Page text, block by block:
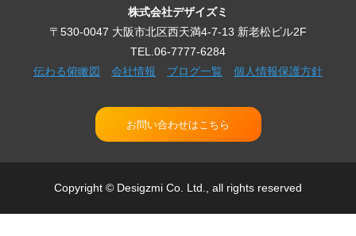
株式会社デザイズミ
〒530-0047 大阪市北区西天満4-7-13 新老松ビル2F
TEL.06-7777-6284
伝わる俯瞰図
会社情報 ブログ一覧 個人情報保護方針
お問い合わせはこちら
Copyright © Desigzmi Co. Ltd., all rights reserved